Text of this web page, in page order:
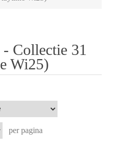
Collectie 31
Wi25)
per pagina